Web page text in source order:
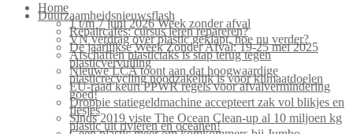
Home
Duurzaamheidsnieuwsflash
1 t/m 7 juni 2026 Week zonder afval
Repaircafés: cursus leren repareren?
VN verdrag over plastic geklapt, hoe nu verder?
De jaarlijkse Week Zonder Afval: 19-25 mei 2025
Afschaffen plastictaks is stap terug tegen
plasticvervuiling
Nieuwe LCA toont aan dat hoogwaardige
plasticrecycling noodzakelijk is voor klimaatdoelen
EU-raad keurt PPWR regels voor afvalvermindering
goed!
Droppie statiegeldmachine accepteert zak vol blikjes en
flesjes
Sinds 2019 viste The Ocean Clean-up al 10 miljoen kg
plastic uit rivieren en oceanen!